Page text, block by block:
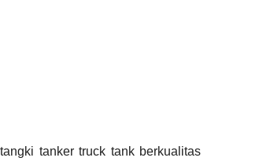
tanker truck tankberkualitas